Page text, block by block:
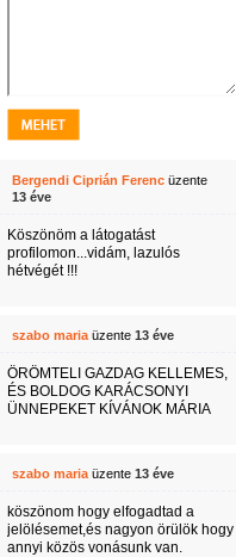
Bergendi Ciprián Ferencüzente
13 éve
Köszönöm a látogatást
profilomon...vidám, lazulós
hétvégét !!!
szabo mariaüzente 13 éve
ÖRÖMTELI GAZDAG KELLEMES,
ÉS BOLDOG KARÁCSONYI
ÜNNEPEKET KÍVÁNOK MÁRIA
szabo mariaüzente 13 éve
köszönom hogy elfogadtad a
jelölésemet,és nagyon örülök hogy
annyi közös vonásunk van.